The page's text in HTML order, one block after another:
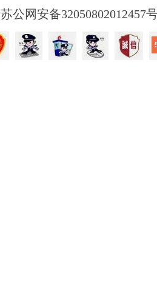
苏公网安备32050802012457